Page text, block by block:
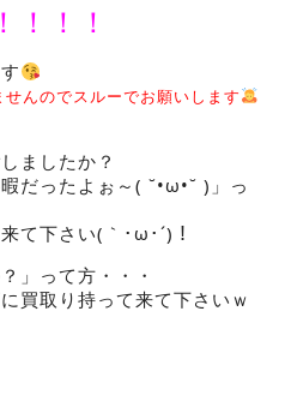
！！
んのでスルーでお願いします
ましたか？
だったよぉ～( ˘•ω•˘ )」っ
て下さい(｀･ω･´)！
」って方・・・
買取り持って来て下さいｗ